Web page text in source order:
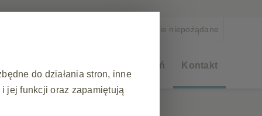
Zgłoś działanie niepożądane
Akademia Szczepień Kontakt
do działania stron, inne
jej funkcji oraz zapamiętują